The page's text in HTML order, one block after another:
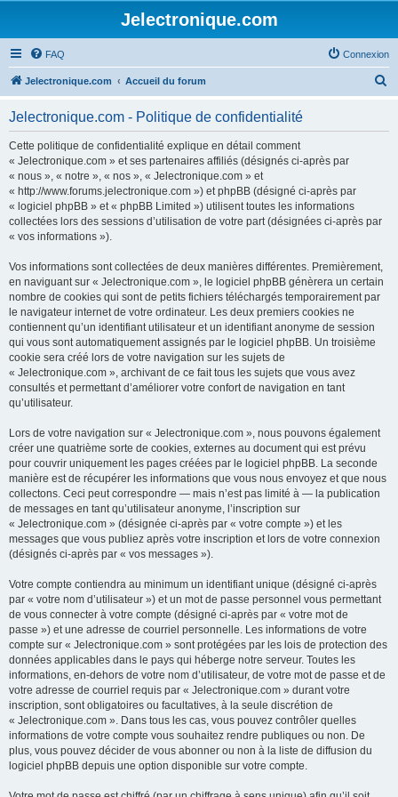
Jelectronique.com
FAQ Connexion
Jelectronique.com Accueil du forum
Jelectronique.com - Politique de confidentialité
Cette politique de confidentialité explique en détail comment
« Jelectronique.com » et ses partenaires affiliés (désignés ci-après par
« nous », « notre », « nos », « Jelectronique.com » et
« http://www.forums.jelectronique.com ») et phpBB (désigné ci-après par
« logiciel phpBB » et « phpBB Limited ») utilisent toutes les informations
collectées lors des sessions d’utilisation de votre part (désignées ci-après par
« vos informations »).
Vos informations sont collectées de deux manières différentes. Premièrement,
en naviguant sur « Jelectronique.com », le logiciel phpBB génèrera un certain
nombre de cookies qui sont de petits fichiers téléchargés temporairement par
le navigateur internet de votre ordinateur. Les deux premiers cookies ne
contiennent qu’un identifiant utilisateur et un identifiant anonyme de session
qui vous sont automatiquement assignés par le logiciel phpBB. Un troisième
cookie sera créé lors de votre navigation sur les sujets de
« Jelectronique.com », archivant de ce fait tous les sujets que vous avez
consultés et permettant d’améliorer votre confort de navigation en tant
qu’utilisateur.
Lors de votre navigation sur « Jelectronique.com », nous pouvons également
créer une quatrième sorte de cookies, externes au document qui est prévu
pour couvrir uniquement les pages créées par le logiciel phpBB. La seconde
manière est de récupérer les informations que vous nous envoyez et que nous
collectons. Ceci peut correspondre — mais n’est pas limité à — la publication
de messages en tant qu’utilisateur anonyme, l’inscription sur
« Jelectronique.com » (désignée ci-après par « votre compte ») et les
messages que vous publiez après votre inscription et lors de votre connexion
(désignés ci-après par « vos messages »).
Votre compte contiendra au minimum un identifiant unique (désigné ci-après
par « votre nom d’utilisateur ») et un mot de passe personnel vous permettant
de vous connecter à votre compte (désigné ci-après par « votre mot de
passe ») et une adresse de courriel personnelle. Les informations de votre
compte sur « Jelectronique.com » sont protégées par les lois de protection des
données applicables dans le pays qui héberge notre serveur. Toutes les
informations, en-dehors de votre nom d’utilisateur, de votre mot de passe et de
votre adresse de courriel requis par « Jelectronique.com » durant votre
inscription, sont obligatoires ou facultatives, à la seule discrétion de
« Jelectronique.com ». Dans tous les cas, vous pouvez contrôler quelles
informations de votre compte vous souhaitez rendre publiques ou non. De
plus, vous pouvez décider de vous abonner ou non à la liste de diffusion du
logiciel phpBB depuis une option disponible sur votre compte.